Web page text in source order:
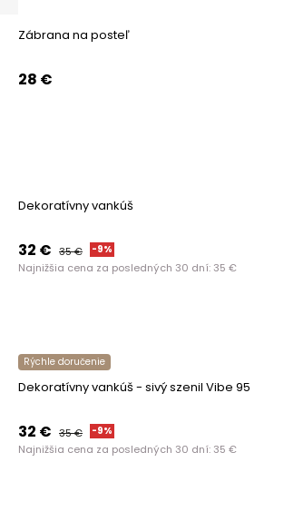
Zábrana na posteľ
28 €
Dekoratívny vankúš
32 € 35€ -9%
Najnižšia cena za posledných 30 dní: 35 €
Rýchle doručenie
Dekoratívny vankúš - sivý szenil Vibe 95
32 € 35€ -9%
Najnižšia cena za posledných 30 dní: 35 €